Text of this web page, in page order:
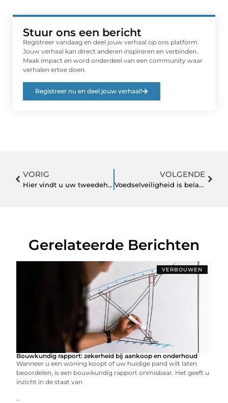
Stuur ons een bericht
Registreer vandaag en deel jouw verhaal op ons platform.
Jouw verhaal kan direct anderen inspireren en verbinden.
Maak impact en word onderdeel van een community waar
verhalen ertoe doen.
Registreer nu en deel jouw verhaal!
VORIG
Hier vindt u uw tweedehands auto in Dordrecht
VOLGENDE
Voedselveiligheid is belangrijk; een koelcontainer huren is dé oplossing
Gerelateerde Berichten
VERBOUWEN
Bouwkundig rapport: zekerheid bij aankoop en onderhoud
Wanneer u een woning koopt of uw huidige pand wilt laten
beoordelen, is een bouwkundig rapport onmisbaar. Het geeft u
inzicht in de staat van
...